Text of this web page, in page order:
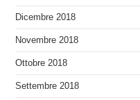
Dicembre 2018
Novembre 2018
Ottobre 2018
Settembre 2018